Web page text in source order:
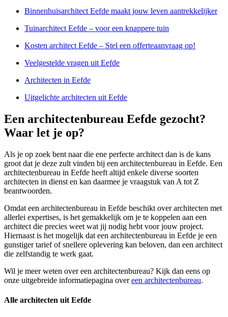
Binnenhuisarchitect Eefde maakt jouw leven aantrekkelijker
Tuinarchitect Eefde – voor een knappere tuin
Kosten architect Eefde – Stel een offerteaanvraag op!
Veelgestelde vragen uit Eefde
Architecten in Eefde
Uitgelichte architecten uit Eefde
Een architectenbureau Eefde gezocht?
Waar let je op?
Als je op zoek bent naar die ene perfecte architect dan is de kans
groot dat je deze zult vinden bij een architectenbureau in Eefde. Een
architectenbureau in Eefde heeft altijd enkele diverse soorten
architecten in dienst en kan daarmee je vraagstuk van A tot Z
beantwoorden.
Omdat een architectenbureau in Eefde beschikt over architecten met
allerlei expertises, is het gemakkelijk om je te koppelen aan een
architect die precies weet wat jij nodig hebt voor jouw project.
Hiernaast is het mogelijk dat een architectenbureau in Eefde je een
gunstiger tarief of snellere oplevering kan beloven, dan een architect
die zelfstandig te werk gaat.
Wil je meer weten over een architectenbureau? Kijk dan eens op
onze uitgebreide informatiepagina overeen architectenbureau.
Alle architecten uit Eefde